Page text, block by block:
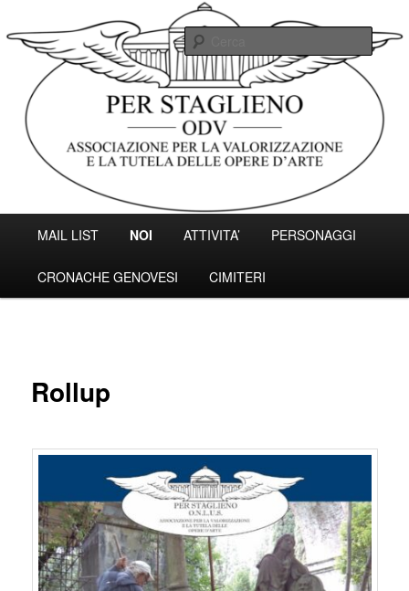
al
contenuto
principale
Associazione Per Staglieno ODV –
Genova
Associazione per la valorizzazione e la tutela delle opere d'arte.
MenuMAIL LIST NOI ATTIVITA’ PERSONAGGI
CRONACHE GENOVESI CIMITERI
Rollup